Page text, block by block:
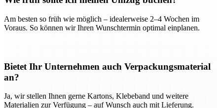
Am besten so früh wie möglich – idealerweise 2–4 Wochen im
Voraus. So können wir Ihren Wunschtermin optimal einplanen.
Bietet Ihr Unternehmen auch Verpackungsmaterial
an?
Ja, wir stellen Ihnen gerne Kartons, Klebeband und weitere
Materialien zur Verfügung – auf Wunsch auch mit Lieferung.